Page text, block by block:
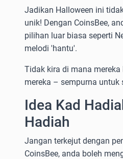
Jadikan Halloween ini
unik! Dengan CoinsBee,
pilihan luar biasa seperti
melodi 'hantu'.
Tidak kira di mana mereka
mereka – sempurna
Idea Kad
Hadiah
Jangan terkejut dengan
CoinsBee, anda boleh